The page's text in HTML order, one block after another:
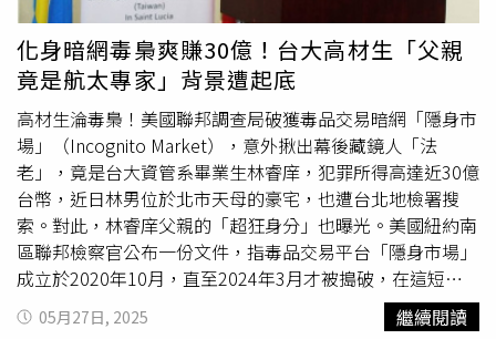
8千萬，搭私人飛機、到杜拜包下直升機旅遊，還曾有媒體
報導，陳榮煉在她產後花約25億台幣，買下4棟澳門超級獨
棟別墅豪宅，她曾在社群上偶然曝光家中的藝術品，有價值
2700萬台幣的雕塑，還有一幅畫能賣20億的國際抽象大師
趙無極的畫作。而2019年她為兒子辦的豪華百日宴，粗估
花費高達400萬元，生活的豪華程度，實在不是凡人所能想
像。安以軒的打扮體態都十分年輕，狀態仍是極好。（圖／
本刊攝影組）
化身暗網毒梟爽賺30億！台大高材生「父親
竟是航太專家」背景遭起底
高材生淪毒梟！美國聯邦調查局破獲毒品交易暗網「隱身市
場」（Incognito Market），意外揪出幕後藏鏡人「法
老」，竟是台大資管系畢業生林睿庠，犯罪所得高達近30億
台幣，近日林男位於北市天母的豪宅，也遭台北地檢署搜
索。對此，林睿庠父親的「超狂身分」也曝光。美國紐約南
區聯邦檢察官公布一份文件，指毒品交易平台「隱身市場」
成立於2020年10月，直至2024年3月才被搗破，在這短短3
年內，該暗網已出售價值超過1億美元（約新台幣29.9億
元）的毒品及麻醉藥物，包括海洛因、古柯鹼、甲基安非他
05月27日, 2025 繼續閱讀